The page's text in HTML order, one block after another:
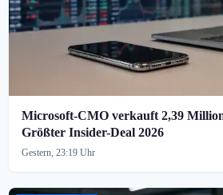
Microsoft-CMO verkauft 2,39
Größter Insider-Deal 2026
Gestern, 23:19 Uhr